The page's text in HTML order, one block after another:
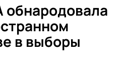
в выборы